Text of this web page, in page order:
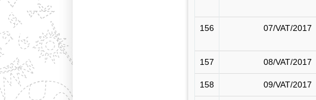
156 07/VAT/2017
157 08/VAT/2017
158 09/VAT/2017